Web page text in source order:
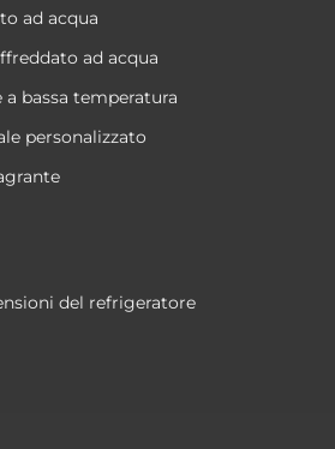
ad acqua
ad acqua
bassa temperatura
personalizzato
del refrigeratore